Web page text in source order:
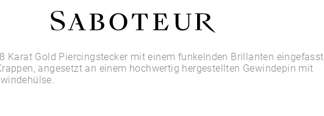
Shop by Area
LOBE
Karat Gold Piercingstecker mit einem funkelnden Brillanten eingefasst
angesetzt an einem hochwertig hergestellten Gewindepin mit